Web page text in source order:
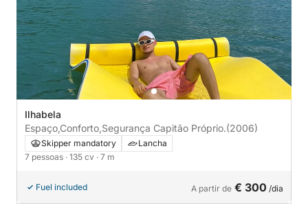
Ilhabela
Espaço,Conforto,Segurança Capitão Próprio.(2006)
Skipper mandatory
Lancha
7 pessoas · 135 cv · 7 m
Fuel included A partir de € 300 /dia